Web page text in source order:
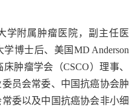
学附属肿瘤医院，副主任医
博士后、美国MD Anderson
肿瘤学会（CSCO）理事、
员会常委、中国抗癌协会肿
委以及中国抗癌协会非小细